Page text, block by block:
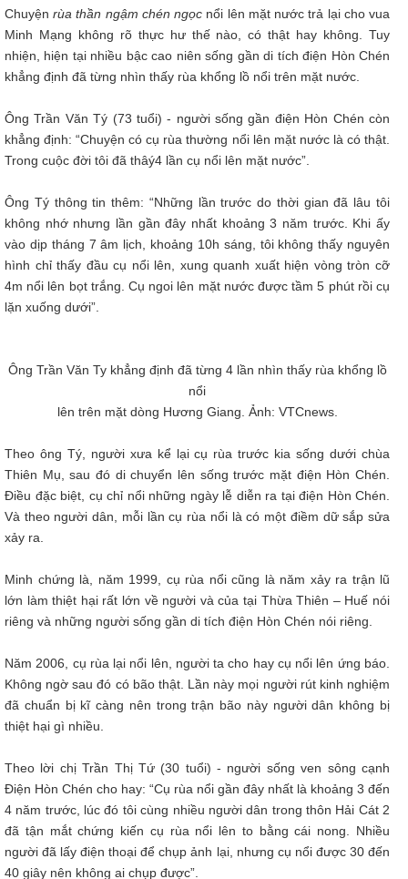
Chuyệnrùa thần ngậm chén ngọc nổi lên mặt nước trả lại cho vua
Minh Mạng không rõ thực hư thế nào, có thật hay không. Tuy
nhiện, hiện tại nhiều bậc cao niên sống gần di tích điện Hòn Chén
khẳng định đã từng nhìn thấy rùa khổng lồ nổi trên mặt nước.
Ông Trần Văn Tý (73 tuổi) - người sống gần điện Hòn Chén còn
khẳng định: “Chuyện có cụ rùa thường nổi lên mặt nước là có thật.
Trong cuộc đời tôi đã thâý4 lần cụ nổi lên mặt nước”.
Ông Tý thông tin thêm: “Những lần trước do thời gian đã lâu tôi
không nhớ nhưng lần gần đây nhất khoảng 3 năm trước. Khi ấy
vào dịp tháng 7 âm lịch, khoảng 10h sáng, tôi không thấy nguyên
hình chỉ thấy đầu cụ nổi lên, xung quanh xuất hiện vòng tròn cỡ
4m nổi lên bọt trắng. Cụ ngoi lên mặt nước được tầm 5 phút rồi cụ
lặn xuống dưới”.
Ông Trần Văn Ty khẳng định đã từng 4 lần nhìn thấy rùa khổng lồ
nổi
lên trên mặt dòng Hương Giang. Ảnh: VTCnews.
Theo ông Tý, người xưa kể lại cụ rùa trước kia sống dưới chùa
Thiên Mụ, sau đó di chuyển lên sống trước mặt điện Hòn Chén.
Điều đặc biệt, cụ chỉ nổi những ngày lễ diễn ra tại điện Hòn Chén.
Và theo người dân, mỗi lần cụ rùa nổi là có một điềm dữ sắp sửa
xảy ra.
Minh chứng là, năm 1999, cụ rùa nổi cũng là năm xảy ra trận lũ
lớn làm thiệt hại rất lớn về người và của tại Thừa Thiên – Huế nói
riêng và những người sống gần di tích điện Hòn Chén nói riêng.
Năm 2006, cụ rùa lại nổi lên, người ta cho hay cụ nổi lên ứng báo.
Không ngờ sau đó có bão thật. Lần này mọi người rút kinh nghiệm
đã chuẩn bị kĩ càng nên trong trận bão này người dân không bị
thiệt hại gì nhiều.
Theo lời chị Trần Thị Tứ (30 tuổi) - người sống ven sông cạnh
Điện Hòn Chén cho hay: “Cụ rùa nổi gần đây nhất là khoảng 3 đến
4 năm trước, lúc đó tôi cùng nhiều người dân trong thôn Hải Cát 2
đã tận mắt chứng kiến cụ rùa nổi lên to bằng cái nong. Nhiều
người đã lấy điện thoại để chụp ảnh lại, nhưng cụ nổi được 30 đến
40 giây nên không ai chụp được”.